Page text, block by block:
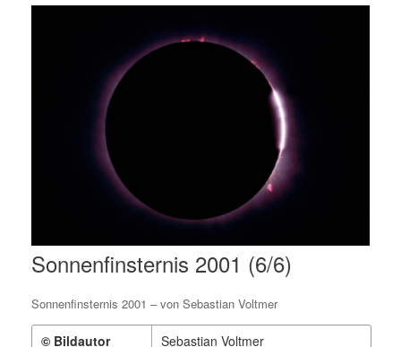
Sonnenfinsternis 2001 (6/6)
Sonnenfinsternis 2001 – von Sebastian Voltmer
© Bildautor
Sebastian Voltmer